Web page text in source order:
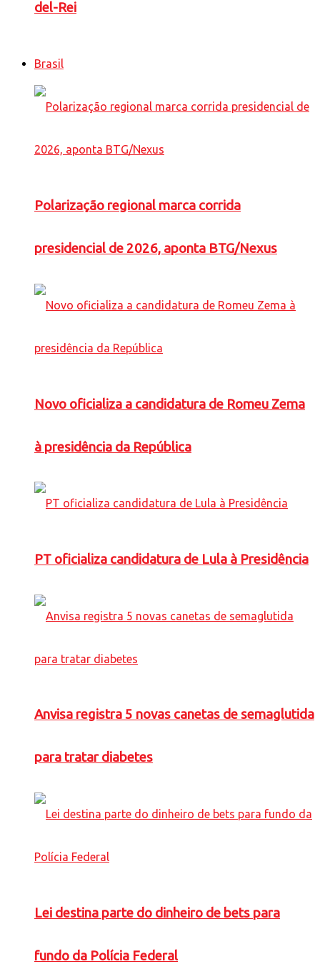
del-Rei
Brasil
Polarização regional marca corrida
presidencial de 2026, aponta BTG/Nexus
Novo oficializa a candidatura de Romeu Zema
à presidência da República
PT oficializa candidatura de Lula à Presidência
Anvisa registra 5 novas canetas de semaglutida
para tratar diabetes
Lei destina parte do dinheiro de bets para
fundo da Polícia Federal